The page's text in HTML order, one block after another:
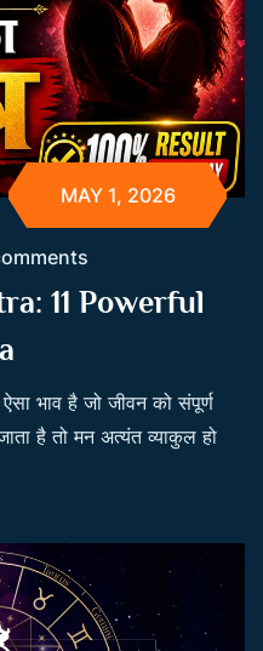
MAY 1, 2026
11 Powerful
भाव है जो जीवन को संपूर्ण
है तो मन अत्यंत व्याकुल हो